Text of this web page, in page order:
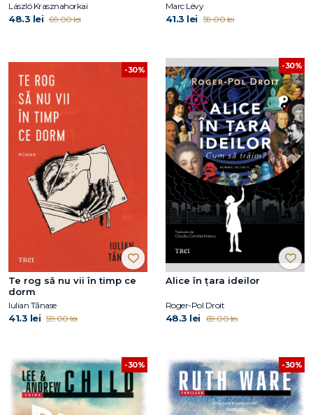
László Krasznahorkai
48.3 lei 69.00 lei
Marc Lévy
41.3 lei 59.00 lei
-30%
Te rog să nu vii în timp ce
dorm
Iulian Tănase
41.3 lei 59.00 lei
-30%
Alice în țara ideilor
Roger-Pol Droit
48.3 lei 69.00 lei
-30% -30%